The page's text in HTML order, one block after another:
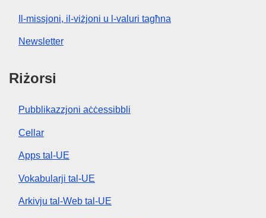
Il-missjoni, il-viżjoni u l-valuri tagħna
Newsletter
Riżorsi
Pubblikazzjoni aċċessibbli
Cellar
Apps tal-UE
Vokabularji tal-UE
Arkivju tal-Web tal-UE